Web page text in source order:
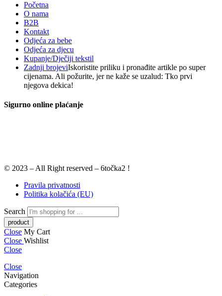
Početna
O nama
B2B
Kontakt
Odjeća za bebe
Odjeća za djecu
Kupanje/Dječiji tekstil
Zadnji brojeviIskoristite priliku i pronađite artikle po super
cijenama. Ali požurite, jer ne kaže se uzalud: Tko prvi
njegova dekica!
Sigurno online plaćanje
© 2023 – All Right reserved – 6točka2 !
Pravila privatnosti
Politika kolačića (EU)
Search
Close My Cart
Close Wishlist
Close
Close
Navigation
Categories